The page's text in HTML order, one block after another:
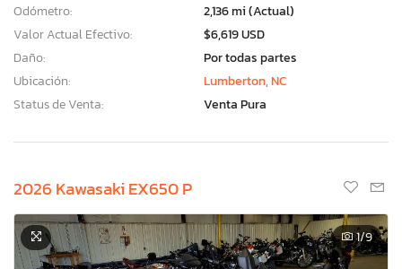
Odómetro:
2,136 mi (Actual)
Valor Actual Efectivo:
$6,619 USD
Daño:
Por todas partes
Ubicación:
Lumberton, NC
Status de Venta:
Venta Pura
2026 Kawasaki EX650 P
1/9